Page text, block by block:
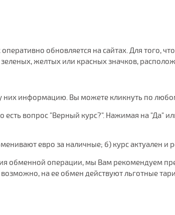
обновляется на сайтах. Для
желтых или красных значков,
них информацию. Вы можете кликнуть по
вопрос "Верный курс?". Нажимая на "Да"
евро за наличные; б) курс актуален и
обменной операции, мы Вам рекомендуем
на ее обмен действуют льготные